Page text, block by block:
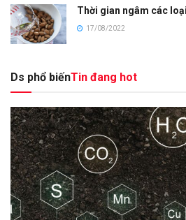
Thời gian ngâm các
17/08/2022
Ds phổ biếnTin đang hot